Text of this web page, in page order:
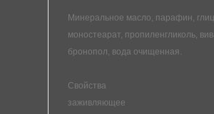
Минеральное масло, парафин,
моностеарат, пропиленгликоль,
бронопол, вода очищенная.
Свойства
заживляющее